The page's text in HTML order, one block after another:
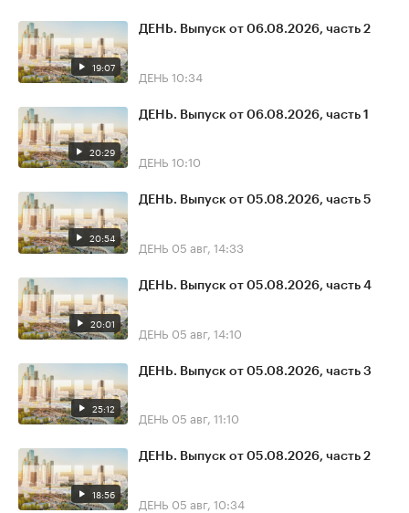
19:07
ДЕНЬ. Выпуск от 06.08.2026, часть 2
ДЕНЬ 10:34
20:29
ДЕНЬ. Выпуск от 06.08.2026, часть 1
ДЕНЬ 10:10
20:54
ДЕНЬ. Выпуск от 05.08.2026, часть 5
ДЕНЬ 05 авг, 14:33
20:01
ДЕНЬ. Выпуск от 05.08.2026, часть 4
ДЕНЬ 05 авг, 14:10
25:12
ДЕНЬ. Выпуск от 05.08.2026, часть 3
ДЕНЬ 05 авг, 11:10
18:56
ДЕНЬ. Выпуск от 05.08.2026, часть 2
ДЕНЬ 05 авг, 10:34